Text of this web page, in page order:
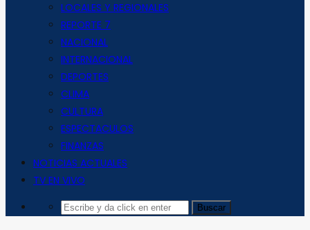
LOCALES Y REGIONALES
REPORTE 7
NACIONAL
INTERNACIONAL
DEPORTES
CLIMA
CULTURA
ESPECTACULOS
FINANZAS
NOTICIAS ACTUALES
TV EN VIVO